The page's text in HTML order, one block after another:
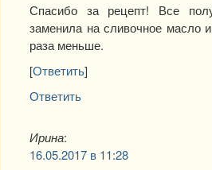
Спасибо за рецепт! Все
заменила на сливочное масло
раза меньше.
[Ответить]
Ответить
Ирина:
16.05.2017 в 11:28